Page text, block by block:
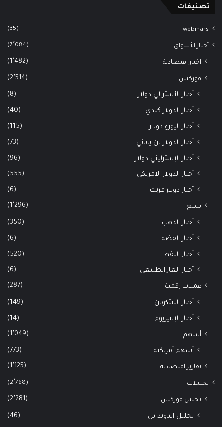
تصنيفات
webinars
(35)
أخبار الأسواق (7٬084)
اخبار اقتصادية (1٬482)
فوركس (2٬514)
أخبار الأسترالي دولار (8)
أخبار الدولار كندي (40)
أخبار اليورو دولار (115)
أخبار الدولار ين ياباني (73)
أخبار الإسترليني دولار (96)
أخبار الدولار الأمريكي (555)
أخبار دولار فرنك (6)
سلع (1٬296)
أخبار الذهب (350)
أخبار الفضة (6)
أخبار النفط (520)
أخبار الغاز الطبيعي (6)
عملات رقمية (287)
أخبار البيتكوين (149)
أخبار الإيثيريوم (14)
أسهم (1٬049)
أسهم أمريكية (773)
تقارير اقتصادية (1٬125)
تحليلات (2٬768)
تحليل فوركس (2٬281)
تحليل الباوند ين (46)